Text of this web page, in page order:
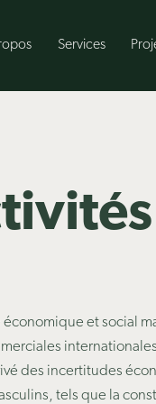
Services
et social
des incertitudes
tels que la